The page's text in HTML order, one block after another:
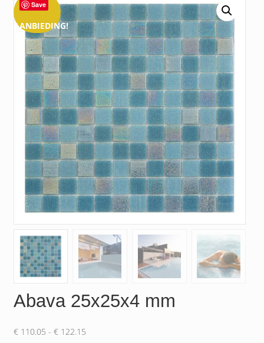
AANBIEDING!
Save
Abava 25x25x4 mm
€110.05 - €122.15Prijsklasse: